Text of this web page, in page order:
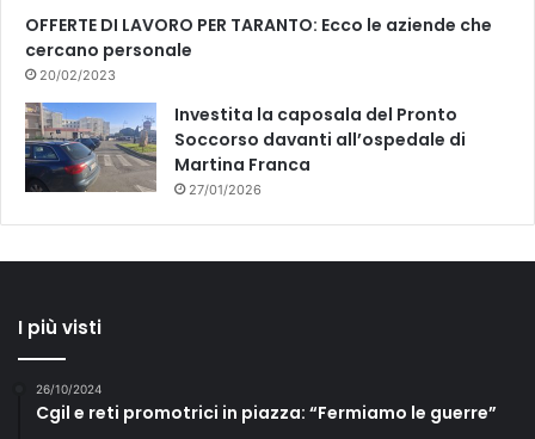
OFFERTE DI LAVORO PER TARANTO: Ecco le aziende che
cercano personale
20/02/2023
Investita la caposala del Pronto
Soccorso davanti all’ospedale di
Martina Franca
27/01/2026
I più visti
26/10/2024
Cgil e reti promotrici in piazza: “Fermiamo le guerre”